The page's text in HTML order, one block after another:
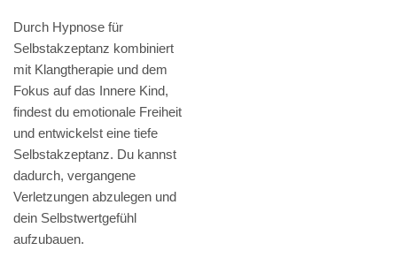
Durch Hypnose für
Selbstakzeptanz kombiniert
mit Klangtherapie und dem
Fokus auf das Innere Kind,
findest du emotionale Freiheit
und entwickelst eine tiefe
Selbstakzeptanz. Du kannst
dadurch, vergangene
Verletzungen abzulegen und
dein Selbstwertgefühl
aufzubauen.